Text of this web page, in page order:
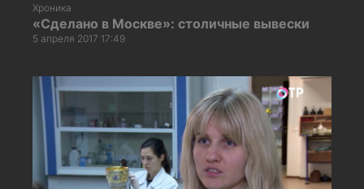
Хроника
«Сделано в Москве»: столичные вывески
5 апреля 2017 17:49